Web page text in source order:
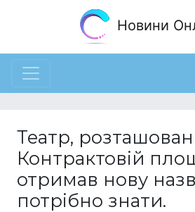
Новини
Театр,
Контрактовій
отримав нову
потрібно знати.